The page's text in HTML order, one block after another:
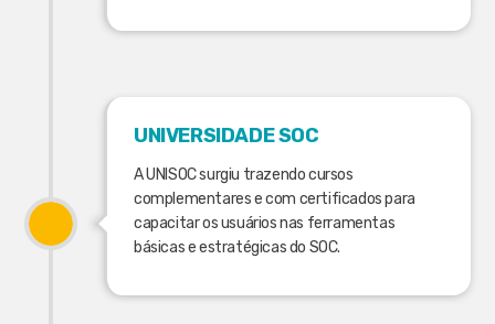
UNIVERSIDADE SOC
A UNISOC surgiu trazendo cursos
complementares e com certificados para
capacitar os usuários nas ferramentas
básicas e estratégicas do SOC.